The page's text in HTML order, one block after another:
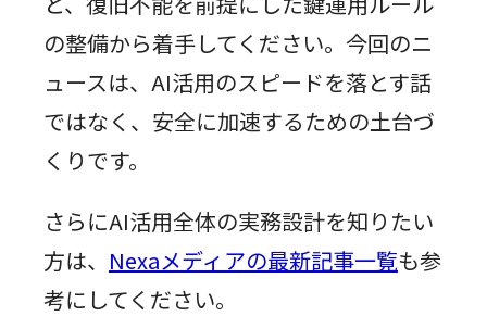
の整備から着手してください。今回のニ
ュースは、AI活用のスピードを落とす話
ではなく、安全に加速するための土台づ
くりです。
さらにAI活用全体の実務設計を知りたい
方は、 Nexaメディアの最新記事一覧も参
考にしてください。